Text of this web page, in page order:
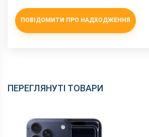
ПОВІДОМИТИ ПРО НАДХОДЖЕННЯ
ПЕРЕГЛЯНУТІ ТОВАРИ